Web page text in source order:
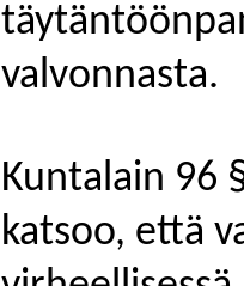
valvonnasta.
Kuntalain 96
katsoo, että